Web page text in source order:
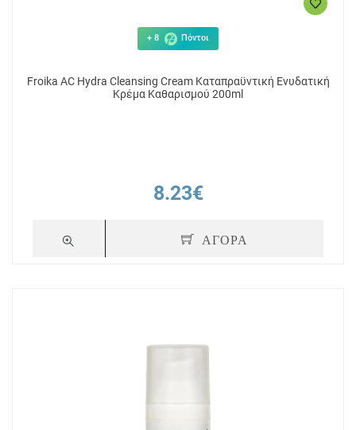
+ 8 Πόντοι
Froika AC Hydra Cleansing Cream Καταπραϋντική Ενυδατική
Κρέμα Καθαρισμού 200ml
8.23€
ΑΓΟΡΑ